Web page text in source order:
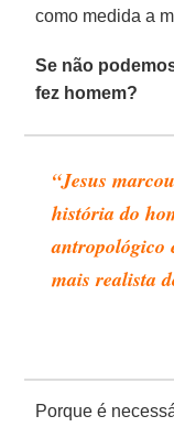
como medida a
Se não
fez homem?
“Jesus
história do
antropológico
mais realista
Porque é